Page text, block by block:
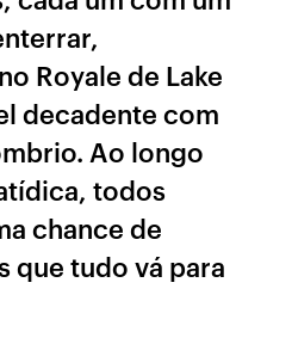
Royale de Lake
decadente com
Ao longo
todos
chance de
que tudo vá para